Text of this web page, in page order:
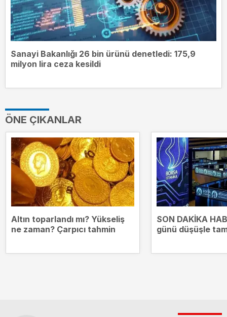
Sanayi Bakanlığı 26 bin ürünü denetledi: 175,9
milyon lira ceza kesildi
ÖNE ÇIKANLAR
Altın toparlandı mı? Yükseliş
ne zaman? Çarpıcı tahmin
SON DAKİKA
günü düşüşle